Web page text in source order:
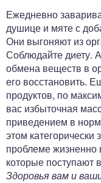
Ежедневно
душице и мяте с
Они выгоняют из
Соблюдайте диету.
обмена веществ в
его восстановить.
продуктов, по
вас избыточная
приведением в
этом
проблеме
которые поступают
Здоровья вам и